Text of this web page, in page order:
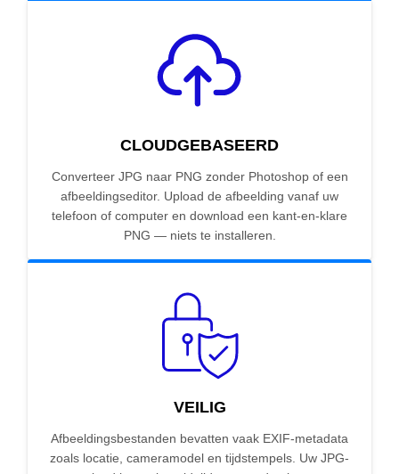
CLOUDGEBASEERD
Converteer JPG naar PNG zonder Photoshop of een
afbeeldingseditor. Upload de afbeelding vanaf uw
telefoon of computer en download een kant-en-klare
PNG — niets te installeren.
VEILIG
Afbeeldingsbestanden bevatten vaak EXIF-metadata
zoals locatie, cameramodel en tijdstempels. Uw JPG-